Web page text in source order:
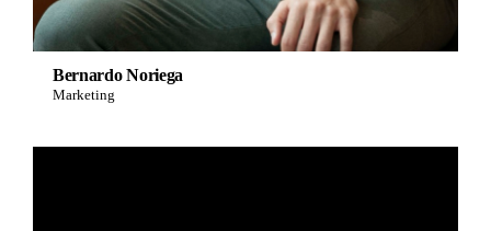
Bernardo Noriega
Marketing